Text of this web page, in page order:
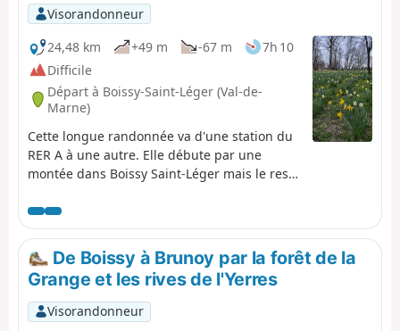
Visorandonneur
24,48 km
+49 m -67 m
7h 10
Difficile
Départ à Boissy-Saint-Léger (Val-de-
Marne)
Cette longue randonnée va d'une station du
RER A à une autre. Elle débute par une
montée dans Boissy Saint-Léger mais le reste
la forêt de Gros-Bois, puis l'essentiel de la
balade permet de visiter la Forêt de Notre-
Dame. On alterne les larges allées et les
sentiers, avec une grande diversité d'arbres.
On termine par une longue coulée verte en
pente douce et par la traversée du Parc de
Morbras. Plusieurs variantes permettent de
De Boissy à Brunoy par la forêt de la
Grange et les rives de l'Yerres
Visorandonneur